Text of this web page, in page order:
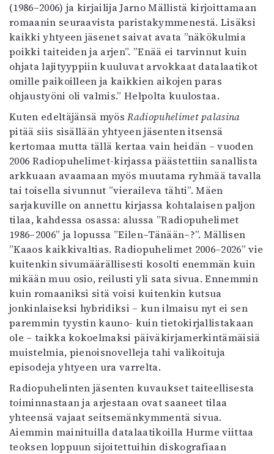
(1986–2006) ja kirjailija Jarno Mällistä kirjoittamaan
romaanin seuraavista paristakymmenestä. Lisäksi
kaikki yhtyeen jäsenet saivat avata ”näkökulmia
poikki taiteiden ja arjen”. ”Enää ei tarvinnut kuin
ohjata lajityyppiin kuuluvat arvokkaat datalaatikot
omille paikoilleen ja kaikkien aikojen paras
ohjaustyöni oli valmis.” Helpolta kuulostaa.
Kuten edeltäjänsä myösRadiopuhelimet palasina
pitää siis sisällään yhtyeen jäsenten itsensä
kertomaa mutta tällä kertaa vain heidän – vuoden
2006 Radiopuhelimet-kirjassa päästettiin sanallista
arkkuaan avaamaan myös muutama ryhmää tavalla
tai toisella sivunnut ”vieraileva tähti”. Mäen
sarjakuville on annettu kirjassa kohtalaisen paljon
tilaa, kahdessa osassa: alussa ”Radiopuhelimet
1986–2006” ja lopussa ”Eilen–Tänään–?”. Mällisen
”Kaaos kaikkivaltias. Radiopuhelimet 2006–2026” vie
kuitenkin sivumäärällisesti kosolti enemmän kuin
mikään muu osio, reilusti yli sata sivua. Ennemmin
kuin romaaniksi sitä voisi kuitenkin kutsua
jonkinlaiseksi hybridiksi – kun ilmaisu nyt ei sen
paremmin tyystin kauno- kuin tietokirjallistakaan
ole – taikka kokoelmaksi päiväkirjamerkintämäisiä
muistelmia, pienoisnovelleja tahi valikoituja
episodeja yhtyeen ura varrelta.
Radiopuhelinten jäsenten kuvaukset taiteellisesta
toiminnastaan ja arjestaan ovat saaneet tilaa
yhteensä vajaat seitsemänkymmentä sivua.
Aiemmin mainituilla datalaatikoilla Hurme viittaa
teoksen loppuun sijoitettuihin diskografiaan